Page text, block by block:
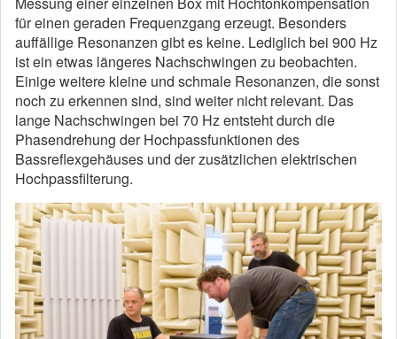
für einen geraden Frequenzgang erzeugt. Besonders
auffällige Resonanzen gibt es keine. Lediglich bei 900 Hz
ist ein etwas längeres Nachschwingen zu beobachten.
Einige weitere kleine und schmale Resonanzen, die sonst
noch zu erkennen sind, sind weiter nicht relevant. Das
lange Nachschwingen bei 70 Hz entsteht durch die
Phasendrehung der Hochpassfunktionen des
Bassreflexgehäuses und der zusätzlichen elektrischen
Hochpassfilterung.